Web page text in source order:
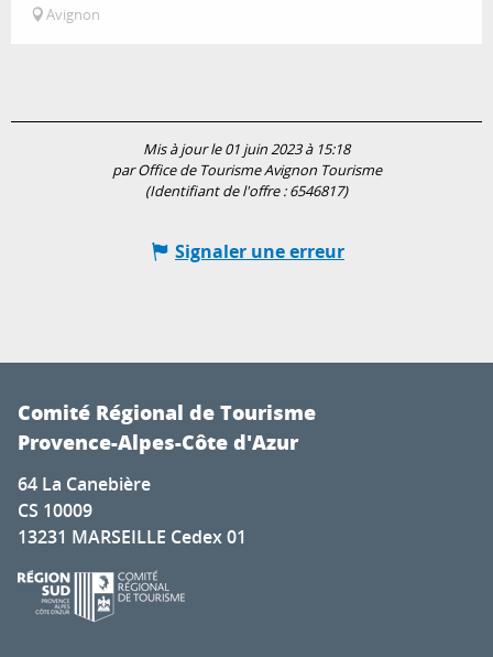
Avignon
Mis à jour le 01 juin 2023 à 15:18
par Office de Tourisme Avignon Tourisme
(Identifiant de l'offre :6546817)
Signaler une erreur
Comité Régional de Tourisme
Provence-Alpes-Côte d'Azur
64 La Canebière
CS 10009
13231 MARSEILLE Cedex 01